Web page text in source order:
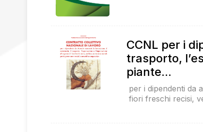
CCNL per i
trasporto,
piante...
per i dipendenti da
fiori freschi recisi,